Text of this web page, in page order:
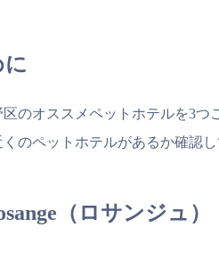
のオススメペットホテルを3つ
のペットホテルがあるか確認し
（ロサンジュ）